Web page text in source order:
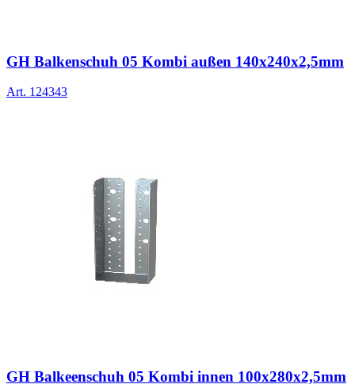
GH Balkenschuh 05 Kombi außen 140x240x2,5mm
Art. 124343
GH Balkeenschuh 05 Kombi innen 100x280x2,5mm